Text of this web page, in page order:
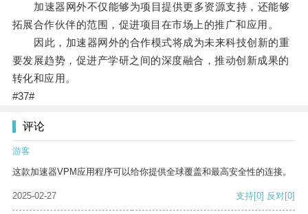
加速器网外不仅能够为项目提供更多资源支持，还能够
拓展合作伙伴的范围，促进项目在市场上的推广和应用。
因此，加速器网外的合作模式将成为未来科技创新的重
要发展趋势，促进产学研之间的深度融合，推动创新成果的
转化和应用。
#37#
评论
游客
这款加速器VPM应用程序可以给你提供全球覆盖和最高安全性的连接。
2025-02-27 支持[0] 反对[0]